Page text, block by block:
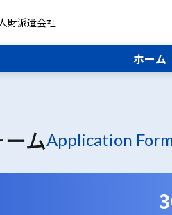
財派遣会社
ホーム
ムApplication